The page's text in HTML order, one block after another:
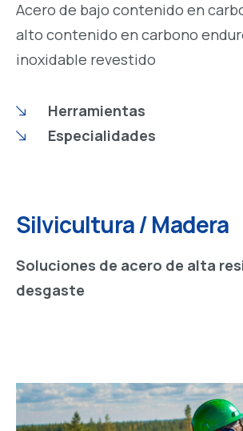
Acero de bajo contenido en
alto contenido en carbono
inoxidable revestido
Herramientas
Especialidades
Silvicultura / Madera
Soluciones de acero de alta
desgaste